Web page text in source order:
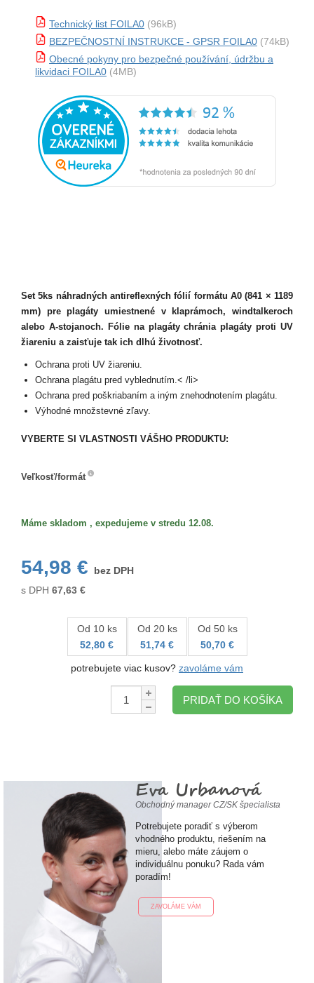
Technický list FOILA0 (96kB)
BEZPEČNOSTNÍ INSTRUKCE - GPSR FOILA0 (74kB)
Obecné pokyny pro bezpečné používání, údržbu a
likvidaci FOILA0 (4MB)
Set 5ks náhradných antireflexných fólií formátu A0 (841 × 1189
mm) pre plagáty umiestnené v klaprámoch, windtalkeroch
alebo A-stojanoch. Fólie na plagáty chránia plagáty proti UV
žiareniu a zaisťuje tak ich dlhú životnosť.
Ochrana proti UV žiareniu.
Ochrana plagátu pred vyblednutím.< /li>
Ochrana pred poškriabaním a iným znehodnotením plagátu.
Výhodné množstevné zľavy.
VYBERTE SI VLASTNOSTI VÁŠHO PRODUKTU:
Veľkosť/formát
Máme skladom , expedujeme v stredu 12.08.
54,98 €
bez DPH
s DPH 67,63 €
Od 10 ks
52,80 €
Od 20 ks
51,74 €
Od 50 ks
50,70 €
potrebujete viac kusov? zavoláme vám
Množstvo:
PRIDAŤ DO KOŠÍKA
Eva Urbanová
Obchodný manager CZ/SK špecialista
Potrebujete poradiť s výberom
vhodného produktu, riešením na
mieru, alebo máte záujem o
individuálnu ponuku? Rada vám
poradím!
ZAVOLÁME VÁM